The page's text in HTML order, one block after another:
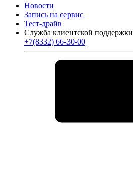
Новости
Запись на сервис
Тест-драйв
Служба клиентской поддержки
+7(8332) 66-30-00